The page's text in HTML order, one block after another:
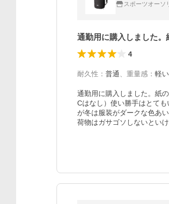
スポーツオーソ
通勤用に購入しました
4
耐久性 ： 普通 重量感 ： 軽い
通勤用に購入しました。紙
Cはなし）使い勝手はとて
が冬は服装がダークな色あ
荷物はガサゴソしないとい